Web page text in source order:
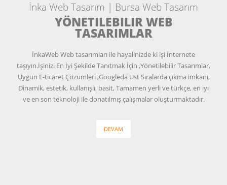
İnka Web Tasarım | Bursa Web Tasarım
YÖNETILEBILIR WEB
TASARIMLAR
İnkaWeb Web tasarımları ile hayalinizde ki işi İnternete
taşıyın.İşinizi En İyi Şekilde Tanıtmak İçin ,Yönetilebilir Tasarımlar,
Uygun E-ticaret Çözümleri ,Googleda Üst Sıralarda çıkma imkanı,
Dinamik, estetik, kullanışlı, basit, Tamamen yerli ve türkçe, en iyi
ve en son teknoloji ile donatılmış çalışmalar oluşturmaktadır.
DEVAM